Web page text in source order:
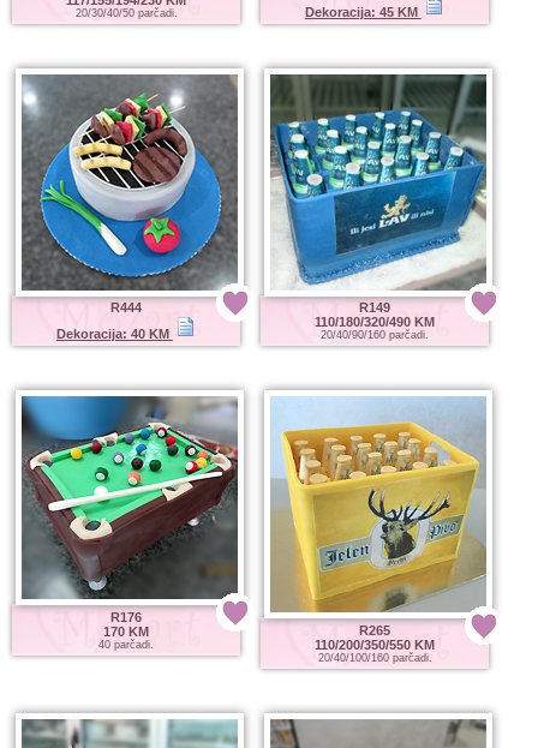
20/30/40/50 parčadi. Dekoracija: 45 KM
R444
Dekoracija: 40 KM
R149
110/180/320/490 KM
20/40/90/160 parčadi.
R176
170 KM
40 parčadi.
R265
110/200/350/550 KM
20/40/100/160 parčadi.